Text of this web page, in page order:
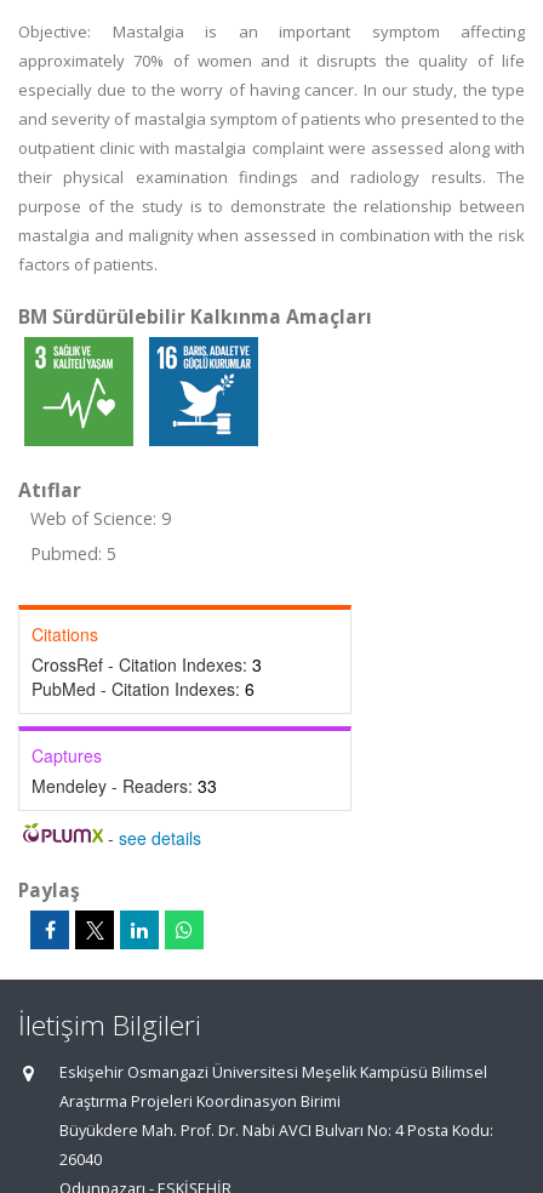
Objective: Mastalgia is an important symptom affecting
approximately 70% of women and it disrupts the quality of life
especially due to the worry of having cancer. In our study, the type
and severity of mastalgia symptom of patients who presented to the
outpatient clinic with mastalgia complaint were assessed along with
their physical examination findings and radiology results. The
purpose of the study is to demonstrate the relationship between
mastalgia and malignity when assessed in combination with the risk
factors of patients.
BM Sürdürülebilir Kalkınma Amaçları
Atıflar
Web of Science: 9
Pubmed: 5
Citations
CrossRef - Citation Indexes: 3
PubMed - Citation Indexes: 6
Captures
Mendeley - Readers: 33
- see details
Paylaş
İletişim Bilgileri
Eskişehir Osmangazi Üniversitesi Meşelik Kampüsü Bilimsel
Araştırma Projeleri Koordinasyon Birimi
Büyükdere Mah. Prof. Dr. Nabi AVCI Bulvarı No: 4 Posta Kodu:
26040
Odunpazarı - ESKİŞEHİR